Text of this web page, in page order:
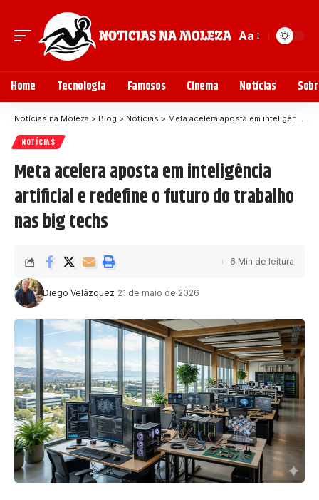
Aa
Home Tecnologia Famosos Cinema Notícias
Notícias na Moleza > Blog > Notícias > Meta acelera aposta em inteligência artificial e redefine o futuro do trabalho nas big techs
NOTÍCIAS
Meta acelera aposta em inteligência
artificial e redefine o futuro do trabalho
nas big techs
Diego Velázquez 21 de maio de 2026
6 Min de leitura